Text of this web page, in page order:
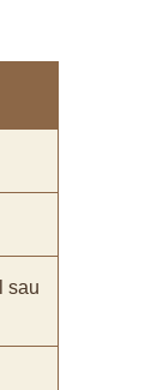
sau